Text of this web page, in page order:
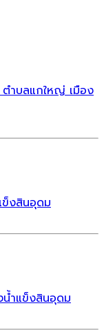
ตำบลแกใหญ่ เมือง
ข็งสินอุดม
ำแข็งสินอุดม